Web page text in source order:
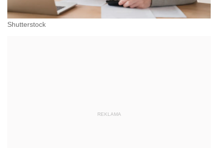
Shutterstock